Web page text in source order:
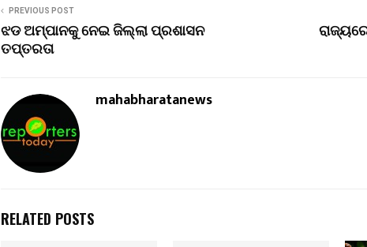
PREVIOUS POST
ଝଡ ଅମ୍ପାନକୁ ନେଇ ଜିଲ୍ଲା ପ୍ରଶାସନ
ତପ୍ତରତା
mahabharatanews
RELATED POSTS